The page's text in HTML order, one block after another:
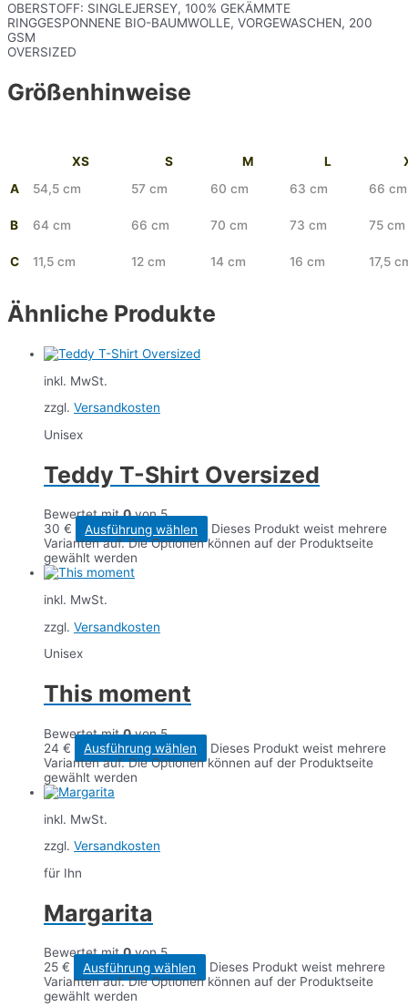
OBERSTOFF: SINGLEJERSEY, 100% GEKÄMMTE
RINGGESPONNENE BIO-BAUMWOLLE, VORGEWASCHEN, 200
GSM
OVERSIZED
Größenhinweise
XS S M L
A
54,5 cm 57 cm 60 cm 63 cm 66 cm
B 64 cm 66 cm 70 cm 73 cm 75 cm
C 11,5 cm 12 cm 14 cm 16 cm 17,5
Ähnliche Produkte
inkl. MwSt.
zzgl. Versandkosten
Unisex
Teddy T-Shirt Oversized
Bewertet mit0von 5
30 € Ausführung wählen
Dieses Produkt weist mehrere
Varianten auf. Die Optionen können auf der Produktseite
gewählt werden
inkl. MwSt.
zzgl. Versandkosten
Unisex
This moment
Bewertet mit0von 5
24 € Ausführung wählen
Dieses Produkt weist mehrere
Varianten auf. Die Optionen können auf der Produktseite
gewählt werden
inkl. MwSt.
zzgl. Versandkosten
für Ihn
Margarita
Bewertet mit0von 5
25 € Ausführung wählen
Dieses Produkt weist mehrere
Varianten auf. Die Optionen können auf der Produktseite
gewählt werden